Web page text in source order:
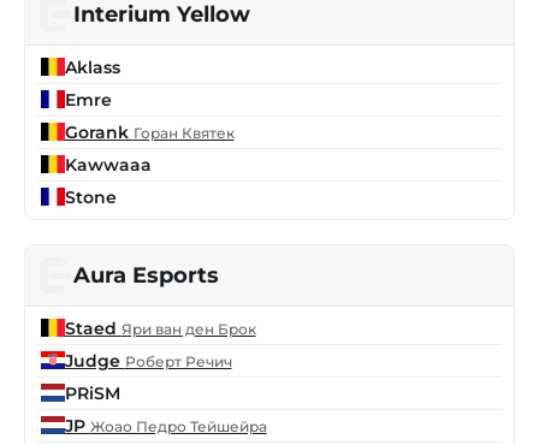
Interium Yellow
Aklass
Emre
Gorank Горан Квятек
Kawwaaa
Stone
Aura Esports
Staed Яри ван ден Брок
Judge Роберт Речич
PRiSM
JP Жоао Педро Тейшейра